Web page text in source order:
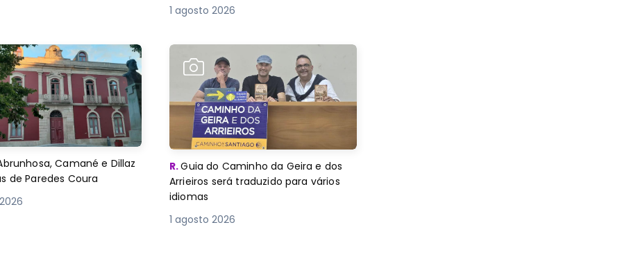
1 agosto 2026
Camané e Dillaz
de Paredes Coura
R.Guia do Caminho da Geira e dos
Arrieiros será traduzido para vários
idiomas
1 agosto 2026